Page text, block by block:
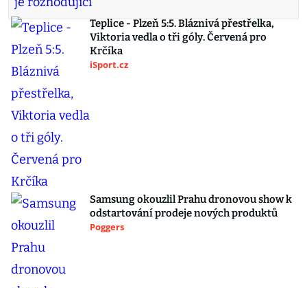
Teplice - Plzeň 5:5. Bláznivá přestřelka,
Viktoria vedla o tři góly. Červená pro
Krčíka
iSport.cz
Samsung okouzlil Prahu dronovou show k
odstartování prodeje nových produktů
Poggers